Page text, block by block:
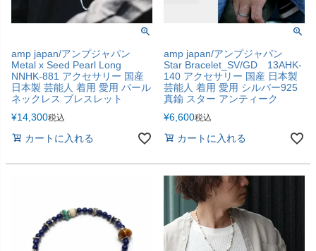
amp japan/アンプジャパン
Metal x Seed Pearl Long
NNHK-881 アクセサリー 国産
日本製 芸能人 着用 愛用 パール
ネックレス ブレスレット
¥14,300税込
カートに入れる
amp japan/アンプジャパン
Star Bracelet_SV/GD 13AHK-
140 アクセサリー 国産 日本製
芸能人 着用 愛用 シルバー925
真鍮 スター アンティーク
¥6,600税込
カートに入れる